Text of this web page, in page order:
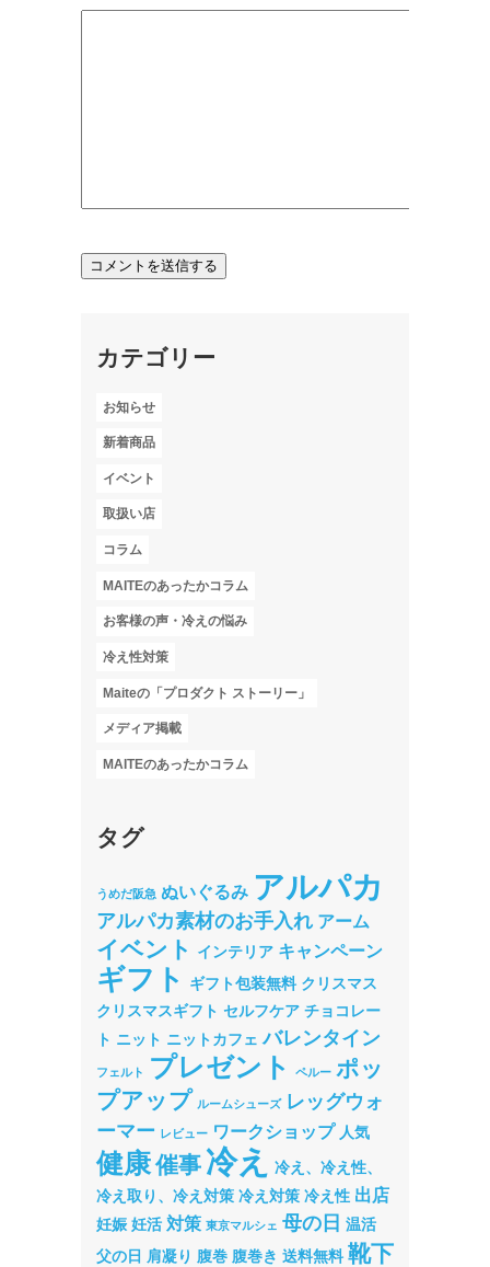
カテゴリー
お知らせ
新着商品
イベント
取扱い店
コラム
MAITEのあったかコラム
お客様の声・冷えの悩み
冷え性対策
Maiteの「プロダクト ストーリー」
メディア掲載
MAITEのあったかコラム
タグ
うめだ阪急 ぬいぐるみ アルパカ
アルパカ素材のお手入れ アーム
イベント インテリア キャンペーン
ギフト ギフト包装無料 クリスマス
クリスマスギフト セルフケア チョコレー
ト ニット ニットカフェ バレンタイン
フェルト プレゼント ペルー ポッ
プアップ ルームシューズ レッグウォ
ーマー レビュー ワークショップ 人気
健康催事 冷え
冷え、冷え性、
冷え取り、冷え対策 冷え対策 冷え性 出店
妊娠 妊活 対策 東京マルシェ 母の日 温活
父の日 肩凝り 腹巻 腹巻き 送料無料 靴下